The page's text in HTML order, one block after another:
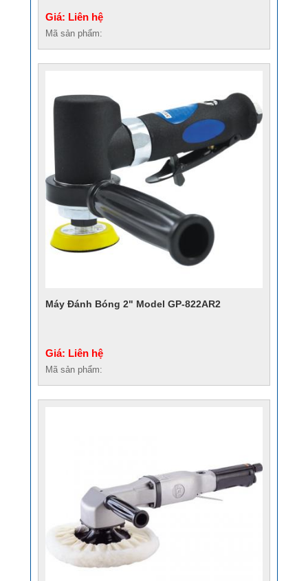
Giá: Liên hệ
Mã sản phẩm:
Máy Đánh Bóng 2" Model GP-822AR2
Giá: Liên hệ
Mã sản phẩm: